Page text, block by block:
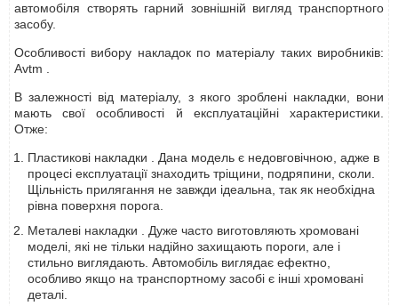
автомобіля створять гарний зовнішній вигляд транспортного
засобу.
Особливості вибору накладок по матеріалу таких виробників:
Avtm .
В залежності від матеріалу, з якого зроблені накладки, вони
мають свої особливості й експлуатаційні характеристики.
Отже:
Пластикові накладки . Дана модель є недовговічною, адже в
процесі експлуатації знаходить тріщини, подряпини, сколи.
Щільність прилягання не завжди ідеальна, так як необхідна
рівна поверхня порога.
Металеві накладки . Дуже часто виготовляють хромовані
моделі, які не тільки надійно захищають пороги, але і
стильно виглядають. Автомобіль виглядає ефектно,
особливо якщо на транспортному засобі є інші хромовані
деталі.